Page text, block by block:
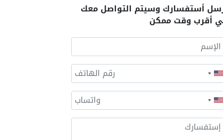
أستفسارك وسيتم التواصل معك
أقرب وقت ممكن